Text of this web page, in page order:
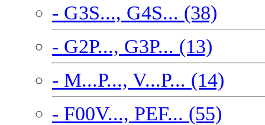
- G3S..., G4S... (38)
- G2P..., G3P... (13)
- M...P..., V...P... (14)
- F00V..., PEF... (55)